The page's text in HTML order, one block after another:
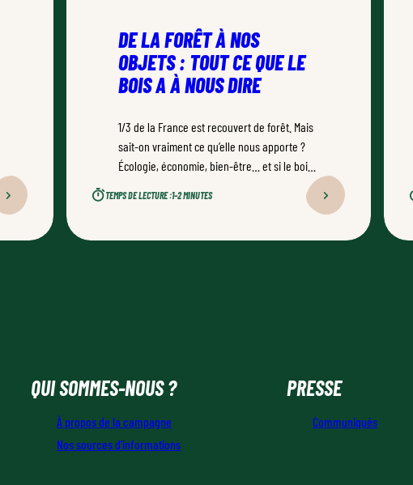
DE LA FORÊT À NOS
OBJETS : TOUT CE QUE LE
BOIS A À NOUS DIRE
1/3 de la France est recouvert de forêt. Mais
sait-on vraiment ce qu’elle nous apporte ?
Écologie, économie, bien-être… et si le bois
notre quotidien ? Ce poster donne toutes les
TEMPS DE LECTURE :1–2 MINUTES
QUI SOMMES-NOUS ?
À propos de la campagne
Nos sources d’informations
PRESSE
Communiqués